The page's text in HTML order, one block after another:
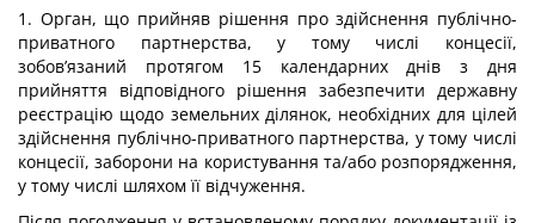
1. Орган, що прийняв рішення про здійснення публічно-
приватного партнерства, у тому числі концесії,
зобов’язаний протягом 15 календарних днів з дня
прийняття відповідного рішення забезпечити державну
реєстрацію щодо земельних ділянок, необхідних для цілей
здійснення публічно-приватного партнерства, у тому числі
концесії, заборони на користування та/або розпорядження,
у тому числі шляхом її відчуження.